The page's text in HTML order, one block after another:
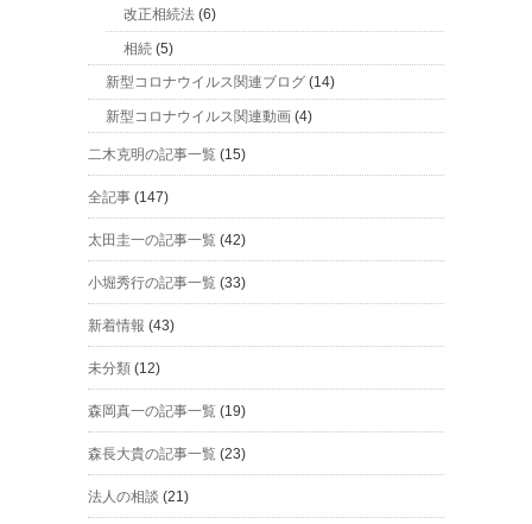
改正相続法 (6)
相続 (5)
新型コロナウイルス関連ブログ (14)
新型コロナウイルス関連動画 (4)
二木克明の記事一覧 (15)
全記事 (147)
太田圭一の記事一覧 (42)
小堀秀行の記事一覧 (33)
新着情報 (43)
未分類 (12)
森岡真一の記事一覧 (19)
森長大貴の記事一覧 (23)
法人の相談 (21)